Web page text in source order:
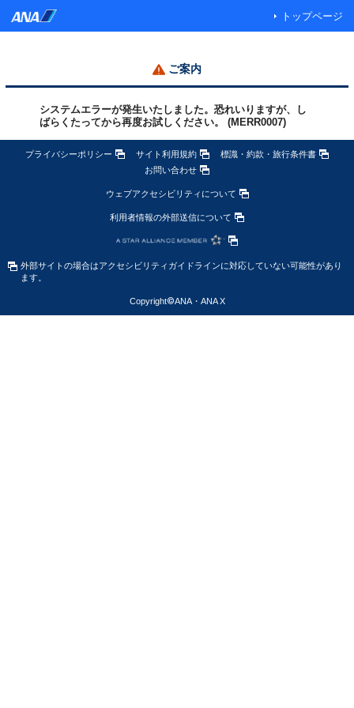
トップページ
ご案内
システムエラーが発生いたしました。恐れいりますが、し
ばらくたってから再度お試しください。 (MERR0007)
プライバシーポリシー サイト利用規約
標識・約款・旅行条件書
お問い合わせ
ウェブアクセシビリティについて
利用者情報の外部送信について
外部サイトの場合はアクセシビリティガイドラインに対応していない可能性があり
ます。
Copyright©ANA・ANA X